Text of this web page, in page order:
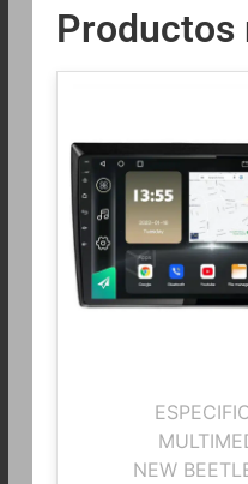
Productos
NEW